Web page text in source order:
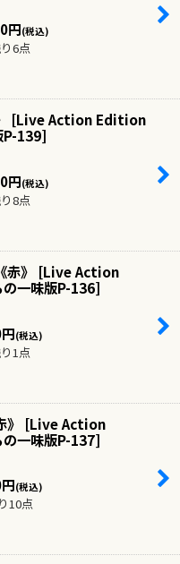
円(税込)
6点
[Live Action Edition
139]
円(税込)
8点
》 [Live Action
一味版P-136]
円(税込)
1点
[Live Action
一味版P-137]
円(税込)
10点